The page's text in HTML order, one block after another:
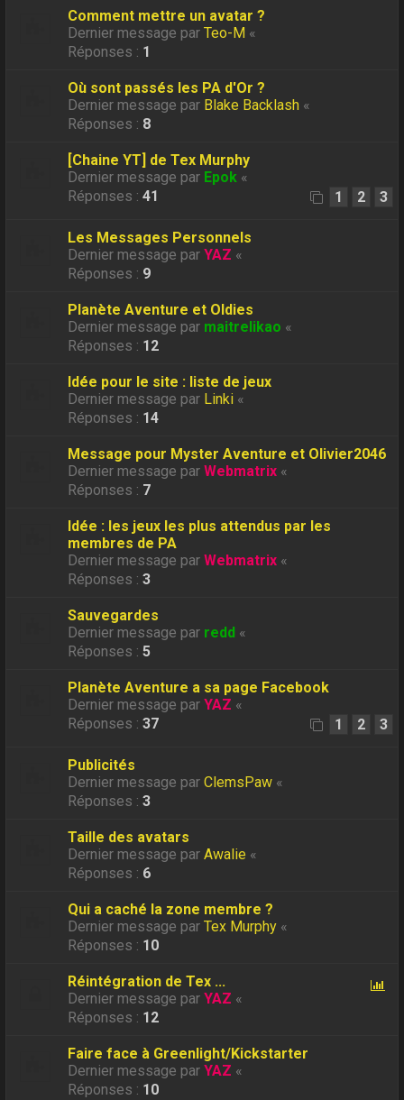
Comment mettre un avatar ?
Dernier message parTeo-M «
Réponses : 1
Où sont passés les PA d'Or ?
Dernier message par Blake Backlash «
Réponses : 8
[Chaine YT] de Tex Murphy
Dernier message par Epok «
Réponses :41 1 2 3
Les Messages Personnels
Dernier message parYAZ «
Réponses : 9
Planète Aventure et Oldies
Dernier message par maitrelikao «
Réponses : 12
Idée pour le site : liste de jeux
Dernier message par Linki «
Réponses : 14
Message pour Myster Aventure et Olivier2046
Dernier message parWebmatrix «
Réponses : 7
Idée : les jeux les plus attendus par les
membres de PA
Dernier message parWebmatrix «
Réponses :3
Sauvegardes
Dernier message par redd «
Réponses :5
Planète Aventure a sa page Facebook
Dernier message parYAZ «
Réponses :37 1 2 3
Publicités
Dernier message parClemsPaw «
Réponses :3
Taille des avatars
Dernier message parAwalie «
Réponses : 6
Qui a caché la zone membre ?
Dernier message parTex Murphy «
Réponses : 10
Réintégration de Tex ...
Dernier message parYAZ «
Réponses : 12
Faire face à Greenlight/Kickstarter
Dernier message parYAZ «
Réponses : 10